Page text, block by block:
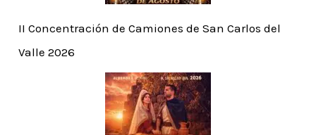
II Concentración de Camiones de San Carlos del
Valle 2026